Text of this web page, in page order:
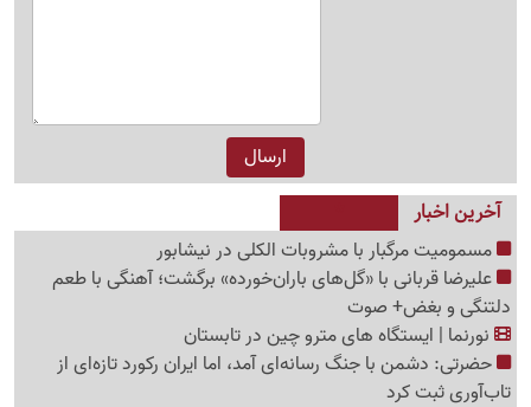
آخرین اخبار
مسمومیت مرگبار با مشروبات الکلی در نیشابور
علیرضا قربانی با «گل‌های باران‌خورده» برگشت؛ آهنگی با طعم
دلتنگی و بغض+ صوت
نورنما | ایستگاه های مترو چین در تابستان
حضرتی: دشمن با جنگ رسانه‌ای آمد، اما ایران رکورد تازه‌ای از
تاب‌آوری ثبت کرد